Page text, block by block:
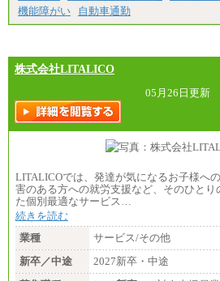
経験、能力等を考慮し
試用期間中も給与に変
基本給
月給 182,400円以上
機能障がい
自動車通勤
株式会社LITALICO
05月26日更新
LITALICOでは、発達が気になるお子様へ
害のある方への就労支援など、そのひと
た個別最適なサービス…
続きを読む
業種
サービス/その他
新卒／中途
2027新卒・中途